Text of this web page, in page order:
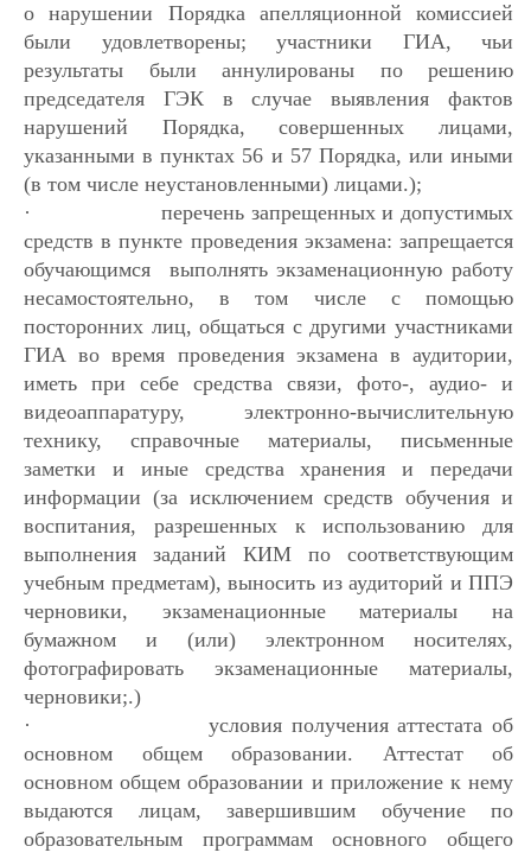
о нарушении Порядка апелляционной комиссией
были удовлетворены; участники ГИА, чьи
результаты были аннулированы по решению
председателя ГЭК в случае выявления фактов
нарушений Порядка, совершенных лицами,
указанными в пунктах 56 и 57 Порядка, или иными
(в том числе неустановленными) лицами.);
·
перечень запрещенных и допустимых
средств в пункте проведения экзамена: запрещается
обучающимся выполнять экзаменационную работу
несамостоятельно, в том числе с помощью
посторонних лиц, общаться с другими участниками
ГИА во время проведения экзамена в аудитории,
иметь при себе средства связи, фото-, аудио- и
видеоаппаратуру, электронно-вычислительную
технику, справочные материалы, письменные
заметки и иные средства хранения и передачи
информации (за исключением средств обучения и
воспитания, разрешенных к использованию для
выполнения заданий КИМ по соответствующим
учебным предметам), выносить из аудиторий и ППЭ
черновики, экзаменационные материалы на
бумажном и (или) электронном носителях,
фотографировать экзаменационные материалы,
черновики;.)
·
условия получения аттестата об
основном общем образовании. Аттестат об
основном общем образовании и приложение к нему
выдаются лицам, завершившим обучение по
образовательным программам основного общего